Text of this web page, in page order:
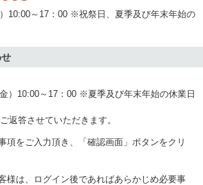
10:00～17：00 ※祝祭日、夏季及び年末年始の
）10:00～17：00 ※夏季及び年末年始の休業日
返答させていただきます。
項をご入力頂き、「確認画面」ボタンをクリ
様は、ログイン後であればあらかじめ必要事